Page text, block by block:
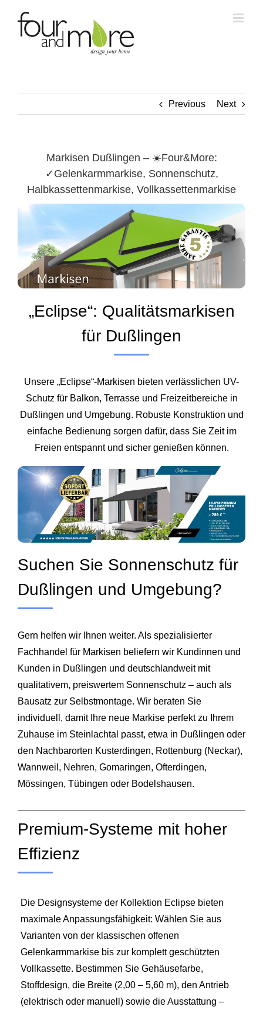
content
Previous Next
Markisen Dußlingen – ☀️Four&More:
✓Gelenkarmmarkise, Sonnenschutz,
Halbkassettenmarkise, Vollkassettenmarkise
„Eclipse“: Qualitätsmarkisen
für Dußlingen
Unsere „Eclipse“-Markisen bieten verlässlichen UV-
Schutz für Balkon, Terrasse und Freizeitbereiche in
Dußlingen und Umgebung. Robuste Konstruktion und
einfache Bedienung sorgen dafür, dass Sie Zeit im
Freien entspannt und sicher genießen können.
Suchen Sie Sonnenschutz für
Dußlingen und Umgebung?
Gern helfen wir Ihnen weiter. Als spezialisierter
Fachhandel für Markisen beliefern wir Kundinnen und
Kunden in Dußlingen und deutschlandweit mit
qualitativem, preiswertem Sonnenschutz – auch als
Bausatz zur Selbstmontage. Wir beraten Sie
individuell, damit Ihre neue Markise perfekt zu Ihrem
Zuhause im Steinlachtal passt, etwa in Dußlingen oder
den Nachbarorten Kusterdingen, Rottenburg (Neckar),
Wannweil , Nehren, Gomaringen, Ofterdingen,
Mössingen, Tübingen oder Bodelshausen.
Premium-Systeme mit hoher
Effizienz
Die Designsysteme der Kollektion Eclipse bieten
maximale Anpassungsfähigkeit: Wählen Sie aus
Varianten von der klassischen offenen
Gelenkarmmarkise bis zur komplett geschützten
Vollkassette. Bestimmen Sie Gehäusefarbe,
Stoffdesign, die Breite (2,00 – 5,60 m), den Antrieb
(elektrisch oder manuell) sowie die Ausstattung –